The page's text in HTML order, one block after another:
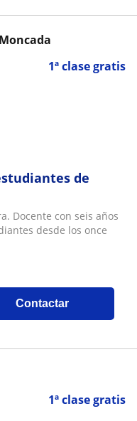
1ª clase gratis
de
Docente con seis años
desde los once
Contactar
1ª clase gratis